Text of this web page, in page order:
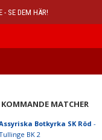
- SE DEM HÄR!
KOMMANDE MATCHER
Botkyrka SK Röd -
BK 2